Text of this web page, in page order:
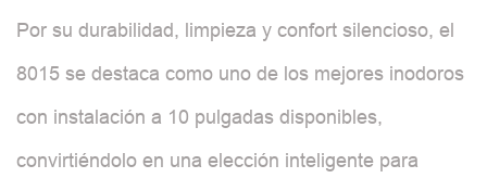
Por su durabilidad, limpieza y confort silencioso, el
8015 se destaca como uno de los mejores inodoros
con instalación a 10 pulgadas disponibles,
convirtiéndolo en una elección inteligente para